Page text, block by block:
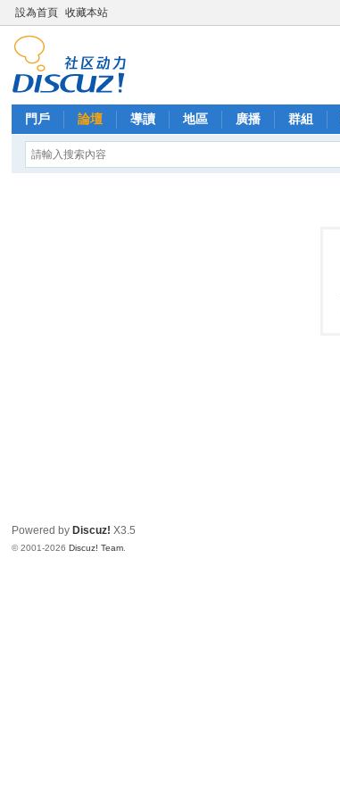
設為首頁 收藏本站
門戶 論壇 導讀 地區 廣播 群組
Powered by Discuz! X3.5
© 2001-2026Discuz! Team